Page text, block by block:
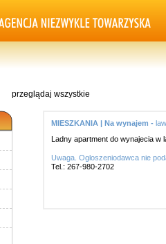
przeglądaj wszystkie
MIESZKANIA | Na wynajem -
Ladny apartment do wynajecia w
Uwaga. Ogloszeniodawca nie
Tel.: 267-980-2702